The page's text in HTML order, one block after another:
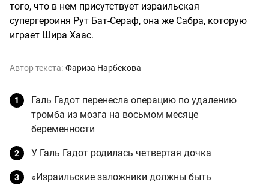
того, что в нем присутствует израильская
супергероиня Рут Бат-Сераф, она же Сабра, которую
играет Шира Хаас.
Автор текста: Фариза Нарбекова
Галь Гадот перенесла операцию по удалению
тромба из мозга на восьмом месяце
беременности
У Галь Гадот родилась четвертая дочка
«Израильские заложники должны быть